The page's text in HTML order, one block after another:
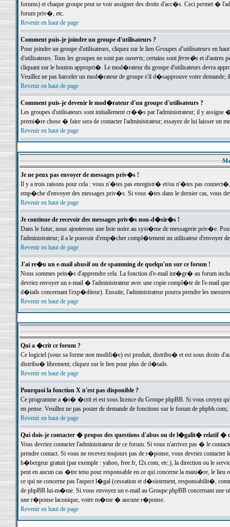
forums) et chaque groupe peut se voir assigner des droits d'acc�s. Ceci permet
forum priv�, etc.
Revenir en haut de page
Comment puis-je joindre un groupe d'utilisateurs ?
Pour joindre un groupe d'utilisateurs, cliquez sur le lien Groupes d'utilisateursen haut
d'utilisateurs. Tous les groupes ne sont pas ouverts; certains sontferm�set d'autres
cliquant sur le bouton appropri�. Le mod�rateur du groupe d'utilisateurs devra
Veuillez ne pas harceler un mod�rateur de groupe s'il d�sapprouve votre demande;
Revenir en haut de page
Comment puis-je devenir le mod�rateur d'un groupe d'utilisateurs ?
Les groupes d'utilisateurs sont initiallement cr��s par l'administrateur; il y
premi�re chose � faire sera de contacter l'administrateur; essayez de lui laisser un
Revenir en haut de page
Je ne peux pas envoyer de messages priv�s !
Il y a trois raisons pour cela : vous n'�tes pas enregistr� et/ou n'�tes pas
emp�che d'envoyer des messages priv�s. Si vous �tes dans le dernier cas, vous
Revenir en haut de page
Je continue de recevoir des messages priv�s non-d�sir�s !
Dans le futur, nous ajouterons une liste noire au syst�me de messagerie priv�e.
l'administrateur; il a le pouvoir d'emp�cher compl�tement un utilisateur d'envoyer
Revenir en haut de page
J'ai re�u un e-mail abusif ou de spamming de quelqu'un sur ce forum !
Nous sommes pein�s d'apprendre cela. La fonction d'e-mail int�gr� au forum inclut
devriez envoyer un e-mail � l'administrateur avec une copie compl�te de l'e-mail
d�tails concernant l'exp�diteur). Ensuite, l'administrateur pourra prendre les
Revenir en haut de page
Qui a �crit ce forum ?
Ce logiciel (sous sa forme non modifi�e) est produit, distribu� et est sous droits
distribu� librement; cliquez sur le lien pour plus de d�tails.
Revenir en haut de page
Pourquoi la fonction X n'est pas disponible ?
Ce programme a �t� �crit et est sous licence du Groupe phpBB. Si vous croyez
en pense. Veuillez ne pas poster de demande de fonctions sur le forum de
Revenir en haut de page
Qui dois-je contacter � propos des questions d'abus ou de l�galit� relatif �
Vous devriez contacter l'administrateur de ce forum. Si vous n'arrivez pas � le
prendre contact. Si vous ne recevez toujours pas de r�ponse, vous devriez
h�bergeur gratuit (par exemple : yahoo, free.fr, f2s.com, etc.), la direction ou le
peut en aucun cas �tre tenu pour responsable en ce qui concerne la mani�re, le
ce qui ne concerne pas l'aspect l�gal (cessation et d�sistement, responsabilit�,
de phpBB lui-m�me. Si vous envoyez un e-mail au Groupe phpBB concernant une
une r�ponse laconique, voire m�me � aucune r�ponse.
Revenir en haut de page